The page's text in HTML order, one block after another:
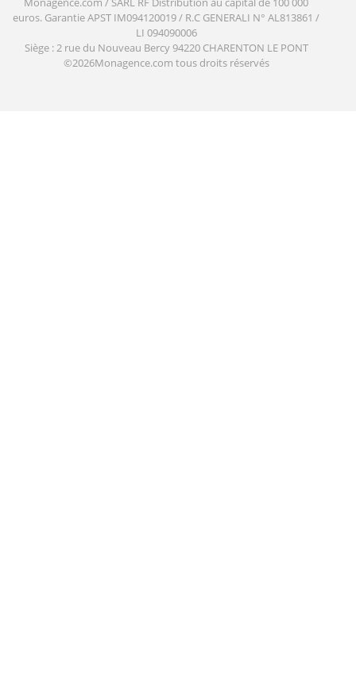
euros. Garantie APST IM094120019 / R.C GENERALI N° AL813861 /
LI 094090006
Siège : 2 rue du Nouveau Bercy 94220 CHARENTON LE PONT
©2026Monagence.com tous droits réservés